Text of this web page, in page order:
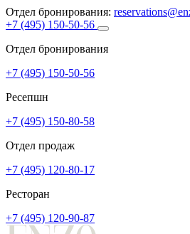
Отдел бронирования:
+7 (495) 150-50-56
Отдел бронирования
+7 (495) 150-50-56
Ресепшн
+7 (495) 150-80-58
Отдел продаж
+7 (495) 120-80-17
Ресторан
+7 (495) 120-90-87